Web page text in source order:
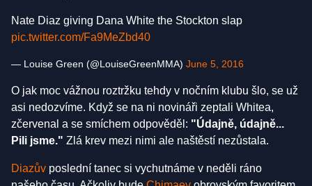
Nate Diaz giving Dana White the Stockton slap
pic.twitter.com/Fa9MeZbd40
— Louise Green (@LouiseGreenMMA) June 5, 2016
O jak moc vážnou roztržku tehdy v nočním klubu šlo, se už
asi nedozvíme. Když se na ni novináři zeptali Whitea,
zčervenal a se smíchem odpověděl: "Údajně, údajně...
Pili jsme." Zlá krev mezi nimi ale naštěstí nezůstala.
Diazův poslední tanec si vychutnáme v neděli ráno